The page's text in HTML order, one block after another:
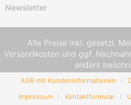
Newsletter
Alle Preise inkl. gesetzl.
Versandkosten und ggf.
anders
AGB mit Kundeninformationen
Impressum
Kontaktformular